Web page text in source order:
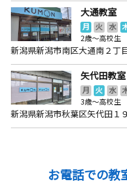
大通教室
月 火 水
2歳～高校生
新潟県新潟市南区大通南２丁
矢代田教室
月 火 水
3歳～高校生
新潟県新潟市秋葉区矢代田１
お電話での教